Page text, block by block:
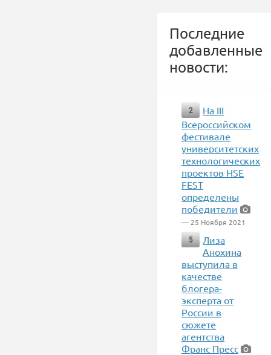
Последние
добавленные
новости:
2
На III
Всероссийском
фестивале
университетских
технологических
проектов HSE
FEST
определены
победители
— 25 Ноября 2021
5
Лиза
Анохина
выступила в
качестве
блогера-
эксперта от
России в
сюжете
агентства
Франс Пресс